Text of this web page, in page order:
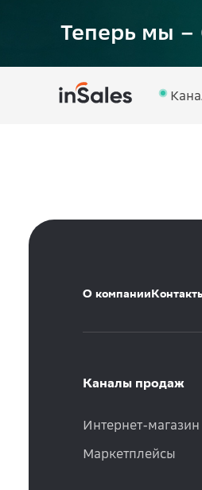
Теперь мы –
О компании
Каналы продаж
Интернет-магазин
Маркетплейсы